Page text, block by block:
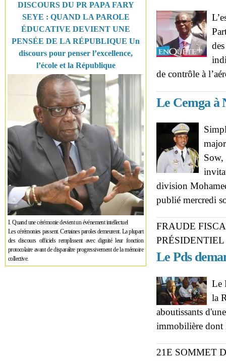
DISCOURS DU PR PAPA FARY
SEYE : QUAND LA PAROLE
ÉDUCATIVE DEVIENT UNE
PENSÉE DE LA RÉPUBLIQUE Un
discours pour penser l’excellence,
l’école et la République
I. Quand une cérémonie devient un événement intellectuel
Les cérémonies passent. Certaines paroles demeurent. La plupart
des discours officiels remplissent avec dignité leur fonction
protocolaire avant de disparaître progressivement de la mémoire
collective.
de contrôle à
Le Cemga à
Sow,
division
publié mercredi
FRAUDE
PRÉSIDENTIEL
Le Pds
Le
la
aboutissants
immobilière dont
21E SOMMET